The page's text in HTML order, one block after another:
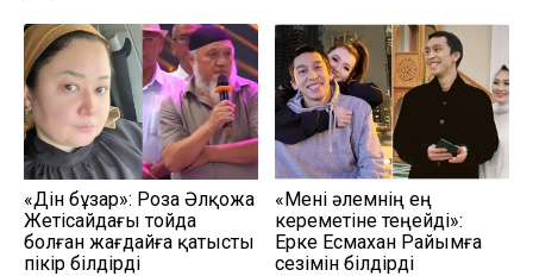
«Дін бұзар»: Роза Әлқожа
Жетісайдағы тойда
болған жағдайға қатысты
пікір білдірді
«Мені әлемнің ең
кереметіне теңейді»:
Ерке Есмахан Райымға
сезімін білдірді